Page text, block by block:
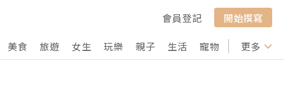
會員登記
開始撰寫
美食 旅遊 女生 玩樂 親子 生活 寵物 行山 打卡
更多